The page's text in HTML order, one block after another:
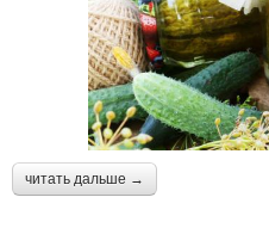
читать дальше →